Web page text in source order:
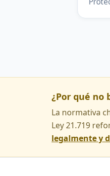
¿Por qué no
La normativa
Ley 21.719
legalmente y